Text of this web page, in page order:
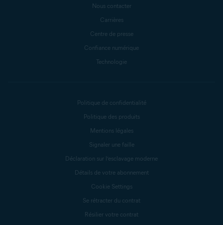
Nous contacter
Carrières
Centre de presse
Confiance numérique
Technologie
Politique de confidentialité
Politique des produits
Mentions légales
Signaler une faille
Déclaration sur l’esclavage moderne
Détails de votre abonnement
Cookie Settings
Se rétracter du contrat
Résilier votre contrat